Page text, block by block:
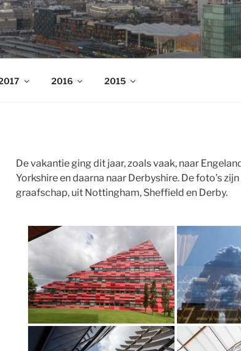
2016 2015
De vakantie ging dit jaar, zoals vaak, naar
Yorkshire en daarna naar Derbyshire. De foto’s
graafschap, uit Nottingham, Sheffield en Derby.